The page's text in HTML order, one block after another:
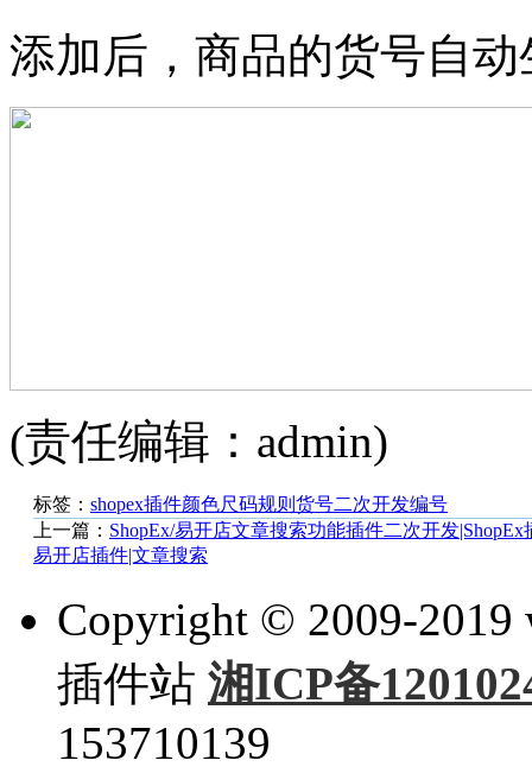
添加后，商品的货号自
(责任编辑：admin)
标签： shopex插件颜色尺码规则 货号二次开发编号
上一篇： ShopEx/易开店文章搜索功能插件二次开发|ShopEx
易开店插件|文章搜索
Copyright © 2009-2019
插件站 湘ICP备
153710139